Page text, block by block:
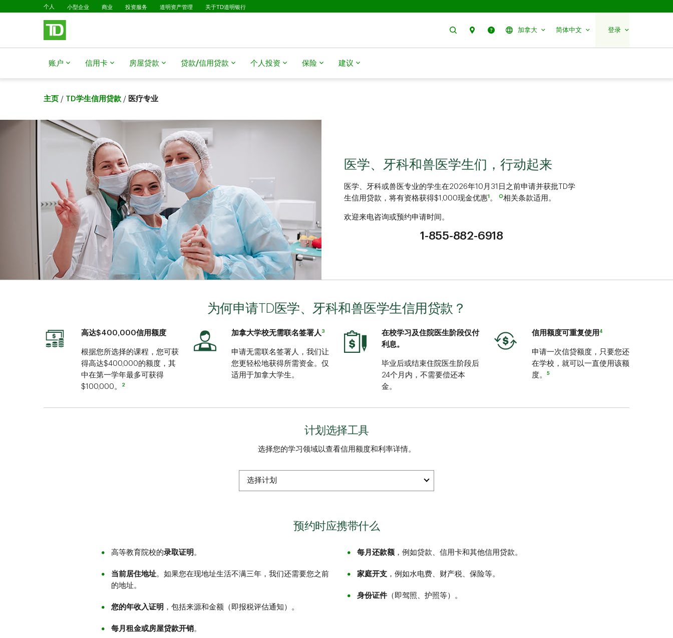
跳转到主要内容
个人 已选择小型企业 商业 投资服务 道明资产管理 关于TD道明银行
搜索 分行预约帮助 加拿大 简体中文 登录
账户 信用卡 房屋贷款 贷款/信用贷款 个人投资 保险 建议
主页 / TD学生信用贷款 / 医疗专业
医学、牙科和兽医学生们，行动起来
医学、牙科或兽医专业的学生在2026年10月31​​​​​​​日之前申请并获批TD学
生信用贷款，将有资格获得$1,000现金优惠1 。 ○相关条款适用。
欢迎来电咨询或预约申请时间。
1-855-882-6918
为何申请TD医学、牙科和兽医学生信用贷款？
高达$400,000信用额度
根据您所选择的课程，您可获
得高达$400,000的额度，其
中在第一学年最多可获得
$100,000。
2
加拿大学校无需联名签署人 3
申请无需联名签署人，我们让
您更轻松地获得所需资金。仅
适用于加拿大学生。
在校学习及住院医生阶段仅付
利息。
毕业后或结束住院医生阶段后
24个月内，不需要偿还本
金。
信用额度可重复使用 4
申请一次信贷额度，只要您还
在学校，就可以一直使用该额
度。
5
计划选择工具
选择您的学习领域以查看信用额度和利率详情。
预约时应携带什么
高等教育院校的录取证明 。
当前居住地址。如果您在现地址生活不满三年，我们还需要您之前
的地址。
您的年收入证明 ，包括来源和金额（即报税评估通知）。
每月租金或房屋贷款开销。
每月还款额 ，例如贷款、信用卡和其他信用贷款。
家庭开支 ，例如水电费、财产税、保险等。
身份证件（即驾照、护照等）。